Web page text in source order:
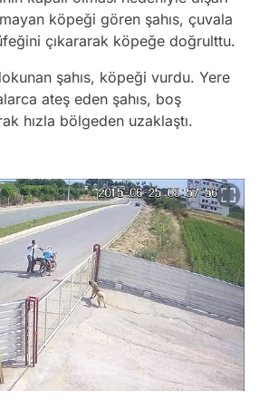
köpeği gören şahıs, çuvala
çıkararak köpeğe doğrulttu.
şahıs, köpeği vurdu. Yere
ateş eden şahıs, boş
hızla bölgeden uzaklaştı.